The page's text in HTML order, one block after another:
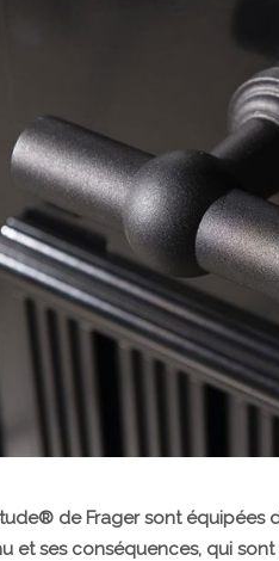
de Frager sont équipées
et ses conséquences, qui